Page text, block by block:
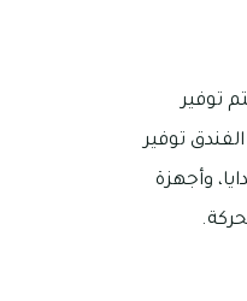
توفير
توفير
وأجهزة